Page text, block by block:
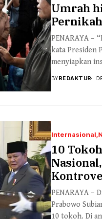
Umrah
PENARAYA –
kata Presiden
menyiapkan
BYREDAKTUR
Internasional
10
PENARAYA –
Prabowo
10 tokoh. Di